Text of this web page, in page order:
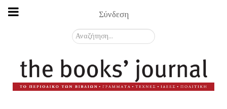
Σύνδεση
Αναζήτηση...